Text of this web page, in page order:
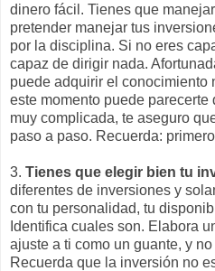
dinero fácil. Tienes que
pretender manejar tus
por la disciplina. Si no eres
capaz de dirigir nada.
puede adquirir el conocimiento
este momento puede parecerte
muy complicada, te aseguro
paso a paso. Recuerda:
3. Tienes que elegir bien tu
diferentes de inversiones y
con tu personalidad, tu
Identifica cuales son. Elabora
ajuste a ti como un guante, y
Recuerda que la inversión no